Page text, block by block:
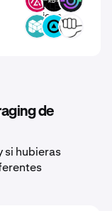
MCH ZBT YEC
de
si hubieras